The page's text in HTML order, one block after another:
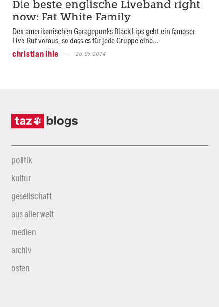
Die beste englische Liveband right
now: Fat White Family
Den amerikanischen Garagepunks Black Lips geht ein famoser
Live-Ruf voraus, so dass es für jede Gruppe eine...
christian ihle
26.05.2014
politik
kultur
gesellschaft
aus aller welt
medien
archiv
osten